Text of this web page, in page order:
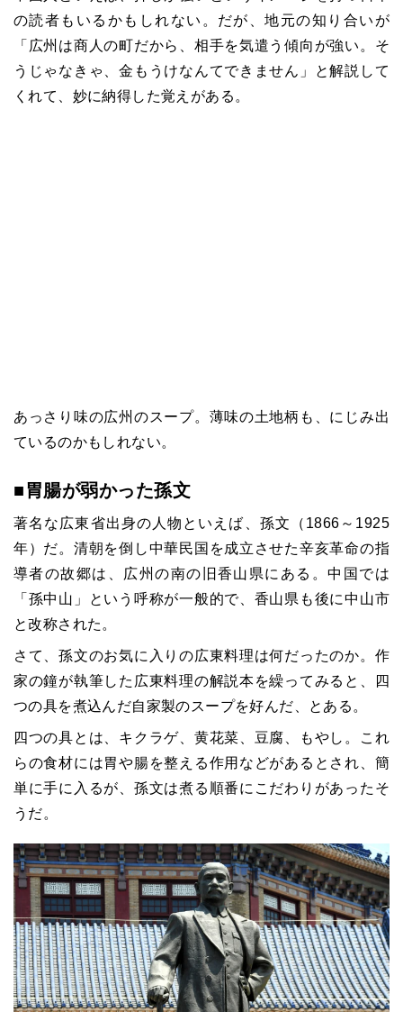
の読者もいるかもしれない。だが、地元の知り合いが
「広州は商人の町だから、相手を気遣う傾向が強い。そ
うじゃなきゃ、金もうけなんてできません」と解説して
くれて、妙に納得した覚えがある。
あっさり味の広州のスープ。薄味の土地柄も、にじみ出
ているのかもしれない。
■胃腸が弱かった孫文
著名な広東省出身の人物といえば、孫文（1866～1925
年）だ。清朝を倒し中華民国を成立させた辛亥革命の指
導者の故郷は、広州の南の旧香山県にある。中国では
「孫中山」という呼称が一般的で、香山県も後に中山市
と改称された。
さて、孫文のお気に入りの広東料理は何だったのか。作
家の鐘が執筆した広東料理の解説本を繰ってみると、四
つの具を煮込んだ自家製のスープを好んだ、とある。
四つの具とは、キクラゲ、黄花菜、豆腐、もやし。これ
らの食材には胃や腸を整える作用などがあるとされ、簡
単に手に入るが、孫文は煮る順番にこだわりがあったそ
うだ。